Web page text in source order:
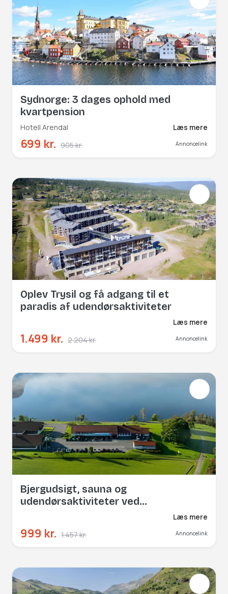
Sydnorge: 3 dages ophold med
kvartpension
Hotell Arendal Læs mere
699 kr. 905 kr. Annoncelink
Oplev Trysil og få adgang til et
paradis af udendørsaktiviteter
Læs mere
1.499 kr. 2.204 kr. Annoncelink
Bjergudsigt, sauna og
udendørsaktiviteter ved
Læs mere
999 kr. 1.457 kr. Annoncelink